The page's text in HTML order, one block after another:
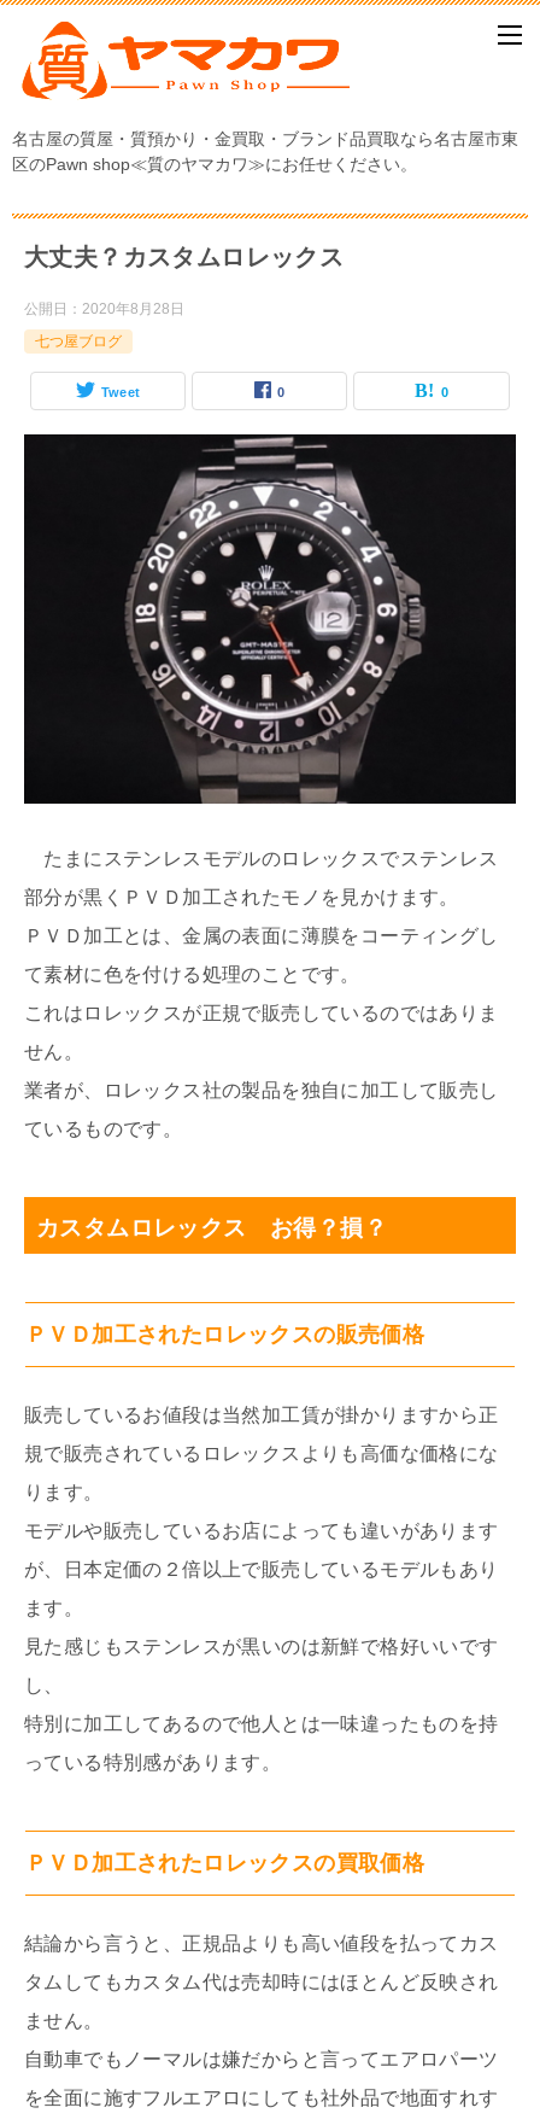
名古屋の質屋・質預かり・金買取・ブランド品買取なら名古屋市東
区のPawn shop≪質のヤマカワ≫にお任せください。
大丈夫？カスタムロレックス
公開日： 2020年8月28日
七つ屋ブログ
Tweet 0 0
たまにステンレスモデルのロレックスでステンレス
部分が黒くＰＶＤ加工されたモノを見かけます。
ＰＶＤ加工とは、金属の表面に薄膜をコーティングし
て素材に色を付ける処理のことです。
これはロレックスが正規で販売しているのではありま
せん。
業者が、ロレックス社の製品を独自に加工して販売し
ているものです。
カスタムロレックス お得？損？
ＰＶＤ加工されたロレックスの販売価格
販売しているお値段は当然加工賃が掛かりますから正
規で販売されているロレックスよりも高価な価格にな
ります。
モデルや販売しているお店によっても違いがあります
が、日本定価の２倍以上で販売しているモデルもあり
ます。
見た感じもステンレスが黒いのは新鮮で格好いいです
し、
特別に加工してあるので他人とは一味違ったものを持
っている特別感があります。
ＰＶＤ加工されたロレックスの買取価格
結論から言うと、正規品よりも高い値段を払ってカス
タムしてもカスタム代は売却時にはほとんど反映され
ません。
自動車でもノーマルは嫌だからと言ってエアロパーツ
を全面に施すフルエアロにしても社外品で地面すれす